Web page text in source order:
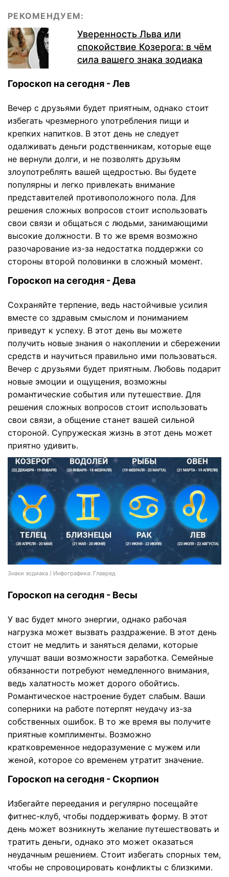
РЕКОМЕНДУЕМ:
Уверенность Льва или
спокойствие Козерога: в чём
сила вашего знака зодиака
Гороскоп на сегодня - Лев
Вечер с друзьями будет приятным, однако стоит
избегать чрезмерного употребления пищи и
крепких напитков. В этот день не следует
одалживать деньги родственникам, которые еще
не вернули долги, и не позволять друзьям
злоупотреблять вашей щедростью. Вы будете
популярны и легко привлекать внимание
представителей противоположного пола. Для
решения сложных вопросов стоит использовать
свои связи и общаться с людьми, занимающими
высокие должности. В то же время возможно
разочарование из-за недостатка поддержки со
стороны второй половинки в сложный момент.
Гороскоп на сегодня - Дева
Сохраняйте терпение, ведь настойчивые усилия
вместе со здравым смыслом и пониманием
приведут к успеху. В этот день вы можете
получить новые знания о накоплении и сбережении
средств и научиться правильно ими пользоваться.
Вечер с друзьями будет приятным. Любовь подарит
новые эмоции и ощущения, возможны
романтические события или путешествие. Для
решения сложных вопросов стоит использовать
свои связи, а общение станет вашей сильной
стороной. Супружеская жизнь в этот день может
приятно удивить.
Знаки зодиака / Инфографика: Главред
Гороскоп на сегодня - Весы
У вас будет много энергии, однако рабочая
нагрузка может вызвать раздражение. В этот день
стоит не медлить и заняться делами, которые
улучшат ваши возможности заработка. Семейные
обязанности потребуют немедленного внимания,
ведь халатность может дорого обойтись.
Романтическое настроение будет слабым. Ваши
соперники на работе потерпят неудачу из-за
собственных ошибок. В то же время вы получите
приятные комплименты. Возможно
кратковременное недоразумение с мужем или
женой, которое со временем утратит значение.
Гороскоп на сегодня - Скорпион
Избегайте переедания и регулярно посещайте
фитнес-клуб, чтобы поддерживать форму. В этот
день может возникнуть желание путешествовать и
тратить деньги, однако это может оказаться
неудачным решением. Стоит избегать спорных тем,
чтобы не спровоцировать конфликты с близкими.